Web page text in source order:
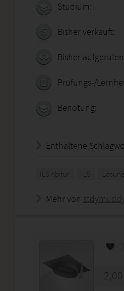
Studium:
Bisher verkauft:
Bisher
Prüfungs-/
Benotung:
Enthaltene
ILS Abitur ILS Lösung
Mehr von